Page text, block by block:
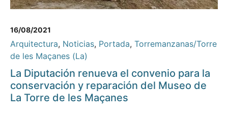
16/08/2021
Arquitectura, Noticias, Portada, Torremanzanas/Torre
de les Maçanes (La)
La Diputación renueva el convenio para la
conservación y reparación del Museo de
La Torre de les Maçanes